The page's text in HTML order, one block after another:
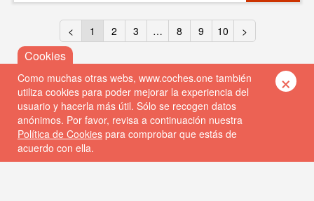
< 1 2 3 … 8 9 10 >
Como muchas otras webs, www.coches.one también
utiliza cookies para poder mejorar la experiencia del
usuario y hacerla más útil. Sólo se recogen datos
anónimos. Por favor, revisa a continuación nuestra
Política de Cookies para comprobar que estás de
acuerdo con ella.
×